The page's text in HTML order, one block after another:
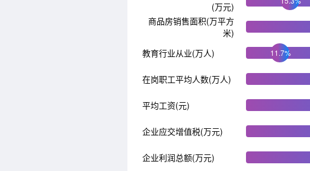
(万元)
商品房销售面积(万平方
米)
教育行业从业(万人) 11.7%
在岗职工平均人数(万人)
平均工资(元)
企业应交增值税(万元)
企业利润总额(万元)